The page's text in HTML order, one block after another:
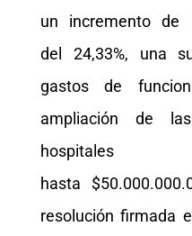
un incremento de
del 24,33%, una
gastos de
ampliación de
hospitales
hasta
resolución firmada